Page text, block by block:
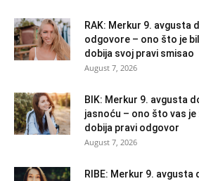
RAK: Merkur 9. avgusta
odgovore – ono što je
dobija svoj pravi smisao
August 7, 2026
BIK: Merkur 9. avgusta
jasnoću – ono što vas
dobija pravi odgovor
August 7, 2026
RIBE: Merkur 9. avgusta